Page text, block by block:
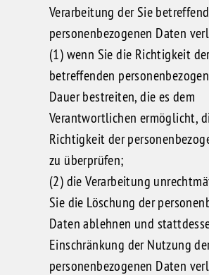
Verarbeitung der Sie
personenbezogenen Daten
(1) wenn Sie die Richtigkeit
betreffenden
Dauer bestreiten, die es dem
Verantwortlichen ermöglicht,
Richtigkeit der
zu überprüfen;
(2) die Verarbeitung
Sie die Löschung der
Daten ablehnen und
Einschränkung der Nutzung
personenbezogenen Daten